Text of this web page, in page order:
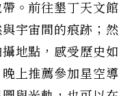
。前往墾丁天文館
宇宙間的痕跡；然
地點，感受歷史如
上推薦參加星空導